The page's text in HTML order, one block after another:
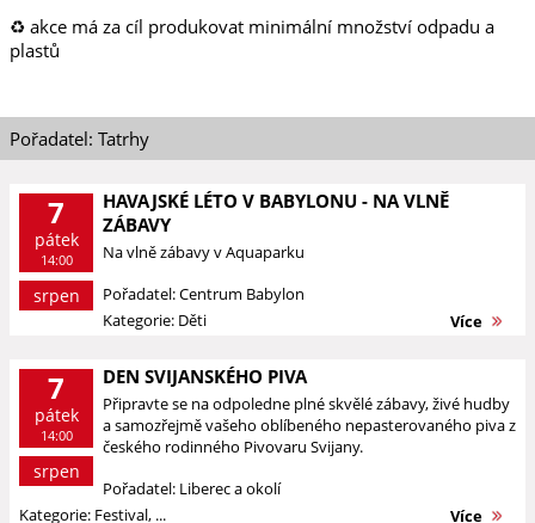
♻️ akce má za cíl produkovat minimální množství odpadu a
plastů
Pořadatel: Tatrhy
7
pátek
14:00
srpen
HAVAJSKÉ LÉTO V BABYLONU - NA VLNĚ
ZÁBAVY
Na vlně zábavy v Aquaparku
Pořadatel: Centrum Babylon
Kategorie: Děti
Více
7
pátek
14:00
srpen
DEN SVIJANSKÉHO PIVA
Připravte se na odpoledne plné skvělé zábavy, živé hudby
a samozřejmě vašeho oblíbeného nepasterovaného piva z
českého rodinného Pivovaru Svijany.
Pořadatel: Liberec a okolí
Kategorie: Festival, ...
Více